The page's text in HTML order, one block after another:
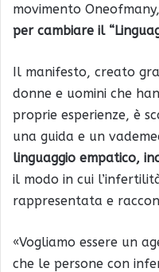
movimento
per cambiare il
Il manifesto, creato
donne e uomini che
proprie esperienze, è
una guida e un
linguaggio empatico,
il modo in cui
rappresentata e
«Vogliamo essere un
che le persone con